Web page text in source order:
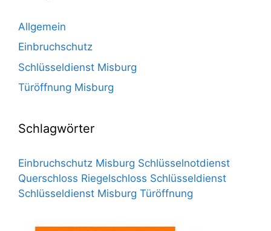
Allgemein
Einbruchschutz
Schlüsseldienst Misburg
Türöffnung Misburg
Schlagwörter
Einbruchschutz Misburg Schlüsselnotdienst
Querschloss Riegelschloss Schlüsseldienst
Schlüsseldienst Misburg Türöffnung